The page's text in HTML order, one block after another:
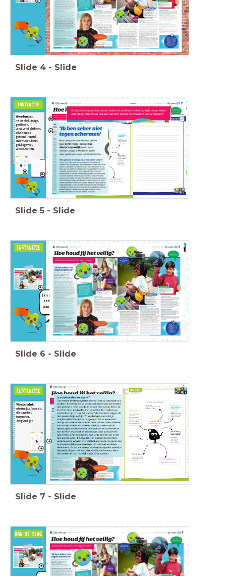
Schrijf je vragen
op een post-it
(één vraag per
blaadje) en plak ze
op de
vragenmuur.
Slide 4 - Slide
Woordenschat:
media-deskundige,
gastlessen,
verslavend, platform,
advertenties,
getoond (tonen),
ondertussen, brein,
geluksgevoel,
verbod, wetten.
Slide 5 - Slide
Feit Mening
Controleerbaar. Wat iemand vindt.
Ik vat de alinea
samen op een
aantekenpagin
a!
Slide 6 - Slide
Woordenschat:
schermtijd, afwisselen,
tussendoor,
zorgvuldiger.
Slide 7 - Slide
Vat de alinea's
samen en let op
de feiten en
meningen!